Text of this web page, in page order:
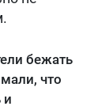
бежать
что
и